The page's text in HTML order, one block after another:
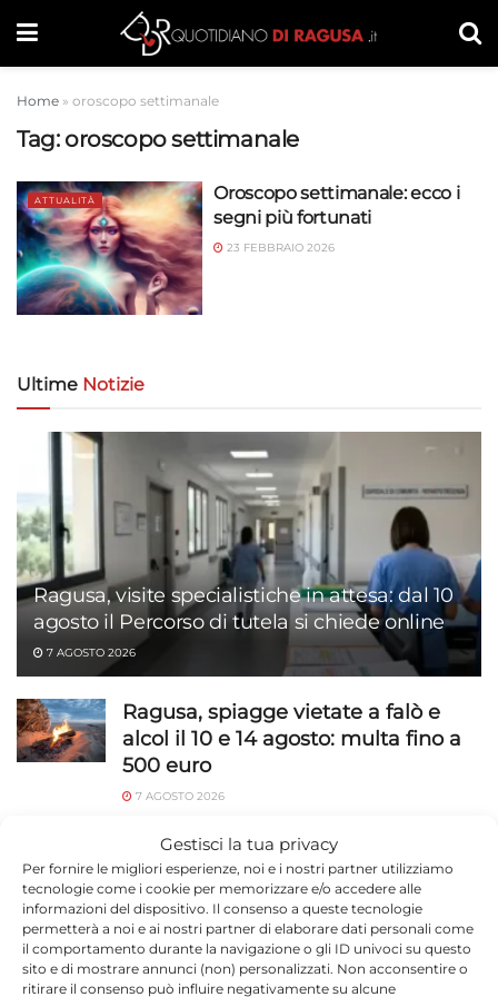
Gestisci la tua privacy
Per fornire le migliori esperienze, noi e i nostri partner utilizziamo
tecnologie come i cookie per memorizzare e/o accedere alle
informazioni del dispositivo. Il consenso a queste tecnologie
permetterà a noi e ai nostri partner di elaborare dati personali come
il comportamento durante la navigazione o gli ID univoci su questo
sito e di mostrare annunci (non) personalizzati. Non acconsentire o
ritirare il consenso può influire negativamente su alcune
Home » oroscopo settimanale
Tag: oroscopo settimanale
ATTUALITÀ
Oroscopo settimanale: ecco i
segni più fortunati
23 FEBBRAIO 2026
Ultime Notizie
Ragusa, visite specialistiche in attesa: dal 10
agosto il Percorso di tutela si chiede online
7 AGOSTO 2026
Ragusa, spiagge vietate a falò e
alcol il 10 e 14 agosto: multa fino a
500 euro
7 AGOSTO 2026
Marina di Modica, Enriquez al
Corallo e Lido Sud: tre serate dall’8
agosto
7 AGOSTO 2026
Bus gratuito per il Koala a Ragusa: